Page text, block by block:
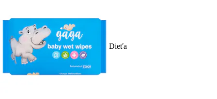
Dieťa